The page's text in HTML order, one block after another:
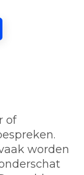
of
worden